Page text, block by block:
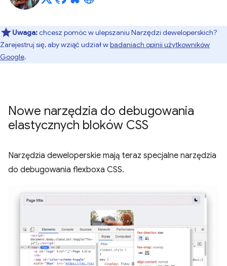
Uwaga:chcesz pomóc w ulepszaniu Narzędzi deweloperskich?
Zarejestruj się, aby wziąć udział wbadaniach opinii użytkowników
Google.
Nowe narzędzia do debugowania
elastycznych bloków CSS
Narzędzia deweloperskie mają teraz specjalne narzędzia
do debugowania flexboxa CSS.